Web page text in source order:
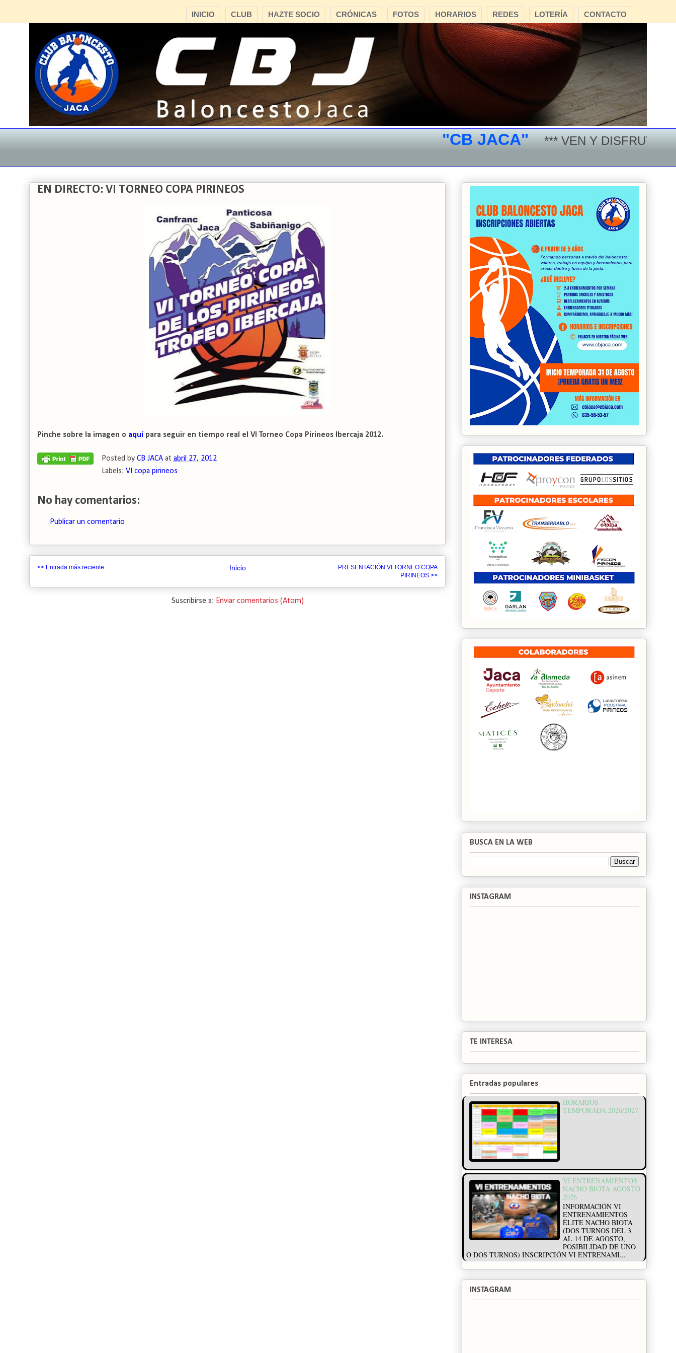
CONTACTO
LOTERÍA
REDES
HORARIOS
FOTOS
CRÓNICAS
HAZTE SOCIO
CLUB
INICIO
"CB JACA" *** VEN Y DISFRUTA DEL
EN DIRECTO: VI TORNEO COPA PIRINEOS
Pinche sobre la imagen o aquí para seguir en tiempo real el VI Torneo Copa Pirineos Ibercaja 2012.
Posted by CB JACA at abril 27, 2012
Labels: VI copa pirineos
No hay comentarios:
Publicar un comentario
<< Entrada más reciente
PRESENTACIÓN VI TORNEO COPA
PIRINEOS >>
Inicio
Suscribirse a: Enviar comentarios (Atom)
BUSCA EN LA WEB
INSTAGRAM
TE INTERESA
Entradas populares
HORARIOS
TEMPORADA 2026/2027
VI ENTRENAMIENTOS
NACHO BIOTA AGOSTO
2026
INFORMACIÓN VI
ENTRENAMIENTOS
ÉLITE NACHO BIOTA
(DOS TURNOS DEL 3
AL 14 DE AGOSTO,
POSIBILIDAD DE UNO
O DOS TURNOS) INSCRIPCIÓN VI ENTRENAMI...
INSTAGRAM